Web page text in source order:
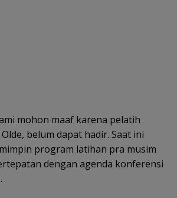
mohon maaf karena pelatih
belum dapat hadir. Saat ini
program latihan pra musim
dengan agenda konferensi